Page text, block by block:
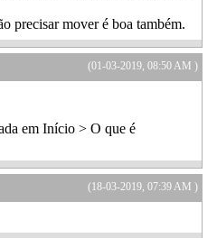
precisar mover é boa também.
(01-03-2019, 08:50 AM )
em Início > O que é
(18-03-2019, 07:39 AM )